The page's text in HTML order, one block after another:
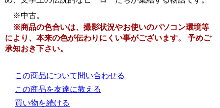
※中古。
※商品の色合いは、撮影状況やお使いのパソコン環境等
により、本来の色が伝わりにくい事がございます。 予めご
承知おき下さい。
この商品について問い合わせる
この商品を友達に教える
買い物を続ける